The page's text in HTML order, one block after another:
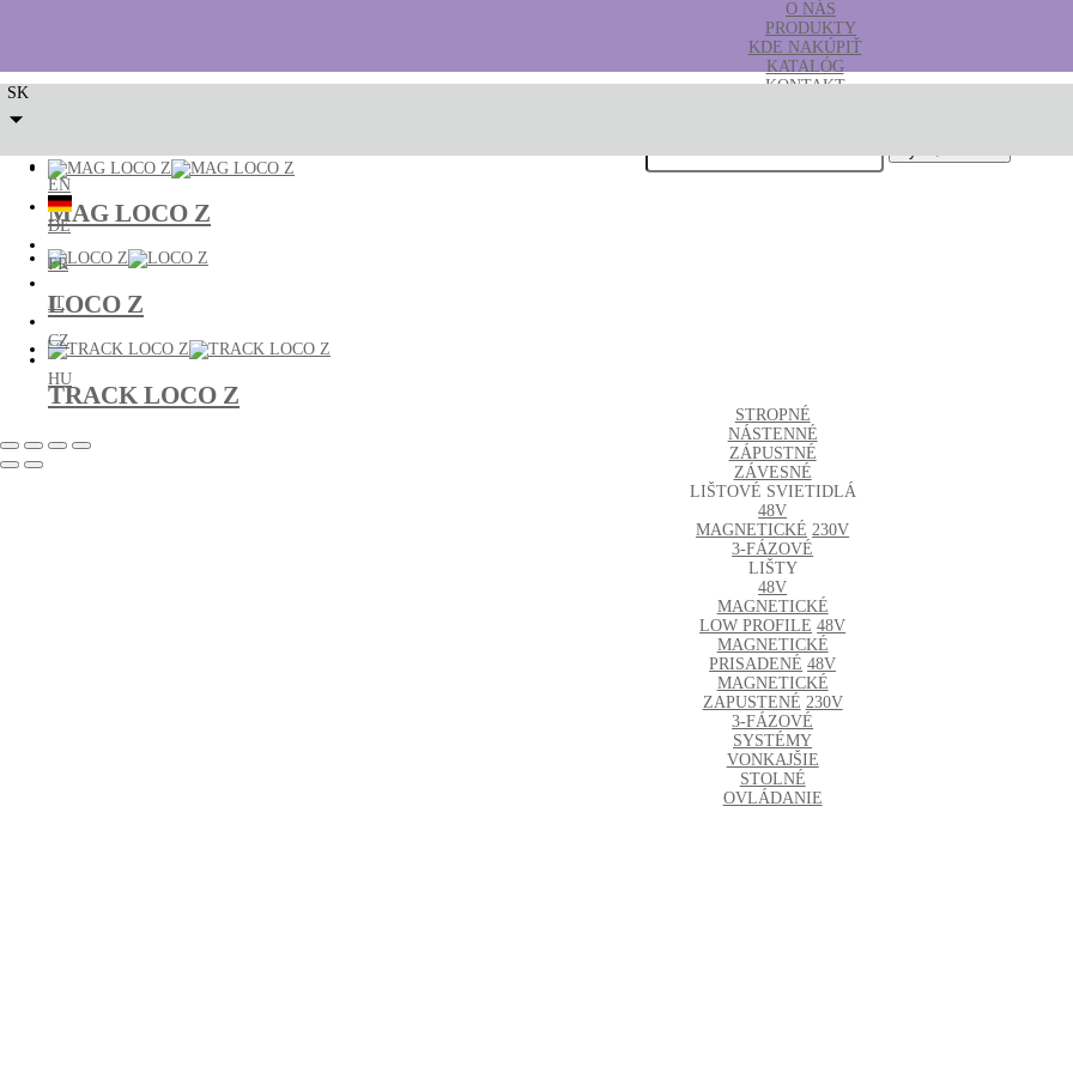
O NÁS
PRODUKTY
KDE NAKÚPIŤ
KATALÓG
KONTAKT
SK
EN
DE
FR
IT
CZ
HU
STROPNÉ
NÁSTENNÉ
ZÁPUSTNÉ
ZÁVESNÉ
LIŠTOVÉ SVIETIDLÁ
48V
MAGNETICKÉ 230V
3-FÁZOVÉ
LIŠTY
48V
MAGNETICKÉ
LOW PROFILE 48V
MAGNETICKÉ
PRISADENÉ 48V
MAGNETICKÉ
ZAPUSTENÉ 230V
3-FÁZOVÉ
SYSTÉMY
VONKAJŠIE
STOLNÉ
OVLÁDANIE
Zobrazujú sa 3 výsledky
MAG LOCO Z
LOCO Z
TRACK LOCO Z